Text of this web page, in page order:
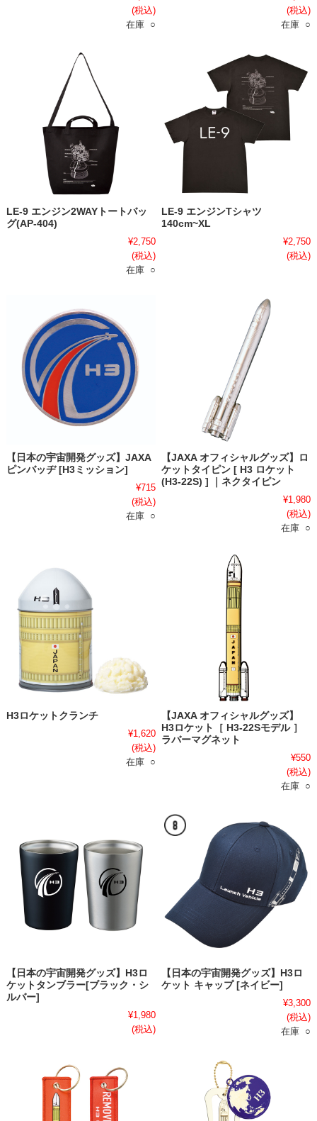
(税込)
在庫 ○
(税込)
在庫 ○
LE-9 エンジン2WAYトートバッ
グ(AP-404)
¥2,750
(税込)
在庫 ○
LE-9 エンジンTシャツ
140cm~XL
¥2,750
(税込)
【日本の宇宙開発グッズ】JAXA
ピンバッヂ [H3ミッション]
¥715
(税込)
在庫 ○
【JAXA オフィシャルグッズ】ロ
ケットタイピン [ H3 ロケット
(H3-22S) ] ｜ネクタイピン
¥1,980
(税込)
在庫 ○
H3ロケットクランチ
¥1,620
(税込)
在庫 ○
【JAXA オフィシャルグッズ】
H3ロケット［ H3-22Sモデル ］
ラバーマグネット
¥550
(税込)
在庫 ○
【日本の宇宙開発グッズ】H3ロ
ケットタンブラー[ブラック・シ
ルバー]
¥1,980
(税込)
【日本の宇宙開発グッズ】H3ロ
ケット キャップ [ネイビー]
¥3,300
(税込)
在庫 ○